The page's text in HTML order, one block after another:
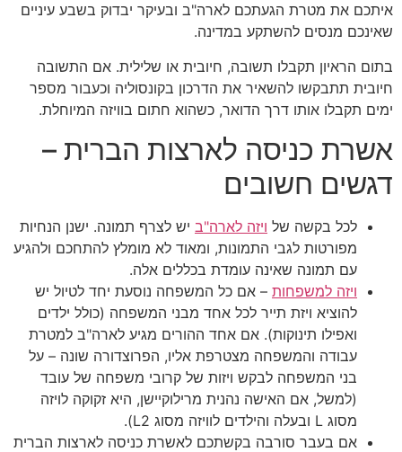
איתכם את מטרת הגעתכם לארה"ב ובעיקר יבדוק בשבע עיניים
שאינכם מנסים להשתקע במדינה.
בתום הראיון תקבלו תשובה, חיובית או שלילית. אם התשובה
חיובית תתבקשו להשאיר את הדרכון בקונסוליה וכעבור מספר
ימים תקבלו אותו דרך הדואר, כשהוא חתום בוויזה המיוחלת.
אשרת כניסה לארצות הברית –
דגשים חשובים
לכל בקשה של ויזה לארה"ב יש לצרף תמונה. ישנן הנחיות
מפורטות לגבי התמונות, ומאוד לא מומלץ להתחכם ולהגיע
עם תמונה שאינה עומדת בכללים אלה.
ויזה למשפחות – אם כל המשפחה נוסעת יחד לטיול יש
להוציא ויזת תייר לכל אחד מבני המשפחה (כולל ילדים
ואפילו תינוקות). אם אחד ההורים מגיע לארה"ב למטרת
עבודה והמשפחה מצטרפת אליו, הפרוצדורה שונה – על
בני המשפחה לבקש ויזות של קרובי משפחה של עובד
(למשל, אם האישה נהנית מרילוקיישן, היא זקוקה לויזה
מסוג L ובעלה והילדים לוויזה מסוג L2).
אם בעבר סורבה בקשתכם לאשרת כניסה לארצות הברית